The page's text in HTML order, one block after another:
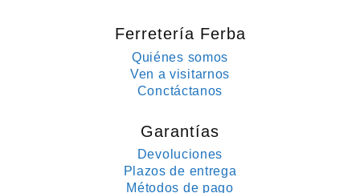
Ferretería Ferba
Quiénes somos
Ven a visitarnos
Conctáctanos
Garantías
Devoluciones
Plazos de entrega
Métodos de pago